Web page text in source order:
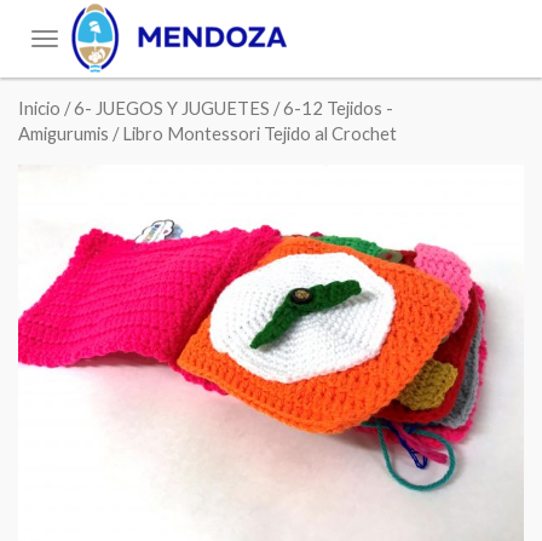
Toggle
navigation
Inicio /6- JUEGOS Y JUGUETES /6-12 Tejidos -
Amigurumis / Libro Montessori Tejido al Crochet